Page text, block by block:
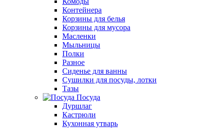
Контейнера
Корзины для белья
Корзины для мусора
Масленки
Мыльницы
Полки
Разное
Сиденье для ванны
Сушилки для посуды, лотки
Тазы
Посуда
Дуршлаг
Кастрюли
Кухонная утварь